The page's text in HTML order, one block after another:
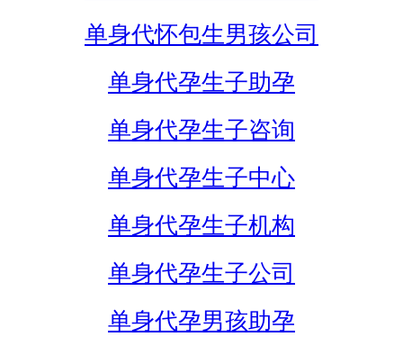
单身代怀包生男孩公司
单身代孕生子助孕
单身代孕生子咨询
单身代孕生子中心
单身代孕生子机构
单身代孕生子公司
单身代孕男孩助孕